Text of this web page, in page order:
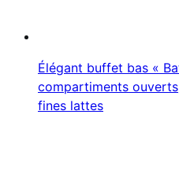
Élégant buffet bas «
compartiments
fines lattes